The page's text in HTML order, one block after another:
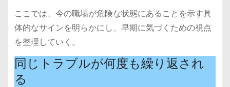
ここでは、今の職場が危険な状態にあることを示す具
体的なサインを明らかにし、早期に気づくための視点
を整理していく。
同じトラブルが何度も繰り返され
る